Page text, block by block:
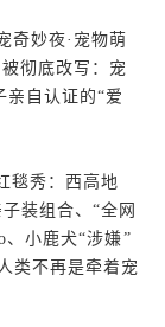
妙夜·宠物萌
彻底改写：宠
亲自认证的“爱
毯秀：西高地
装组合、“全网
小鹿犬“涉嫌”
类不再是牵着宠